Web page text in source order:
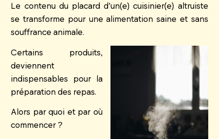
Le contenu du placard d’un(e) cuisinier(e) altruiste
se transforme pour une alimentation saine et sans
souffrance animale.
Certains produits,
deviennent
indispensables pour la
préparation des repas.
Alors par quoi et par où
commencer ?